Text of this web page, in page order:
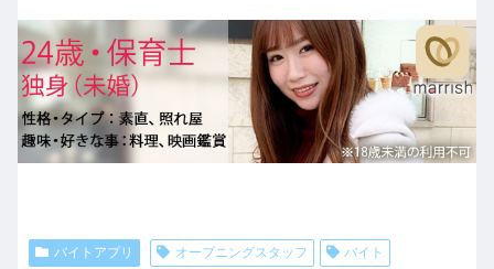
バイトアプリ オープニングスタッフ バイト